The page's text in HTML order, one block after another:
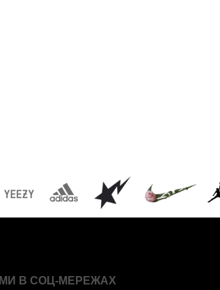
МИ В СОЦ-МЕРЕЖАХ